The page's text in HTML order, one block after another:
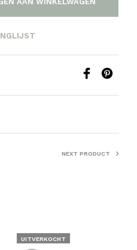
NEXT PRODUCT
UITVERKOCHT